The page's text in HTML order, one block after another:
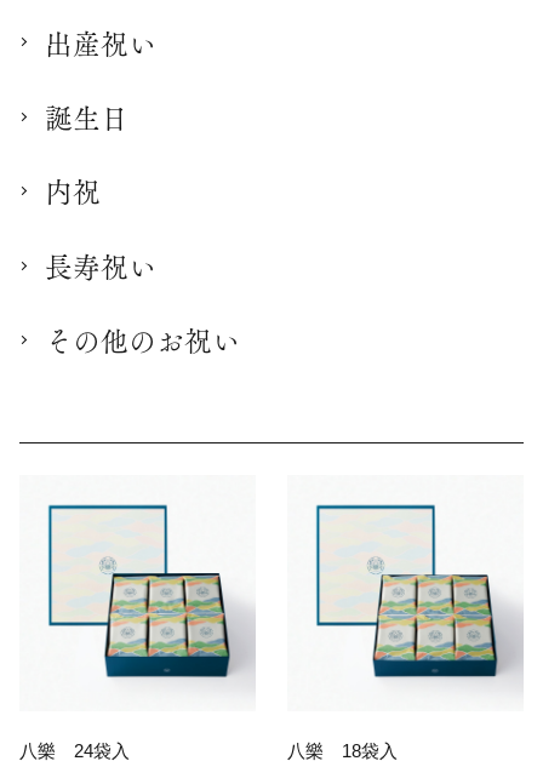
出産祝い
誕生日
内祝
長寿祝い
その他のお祝い
八樂 24袋入 八樂 18袋入